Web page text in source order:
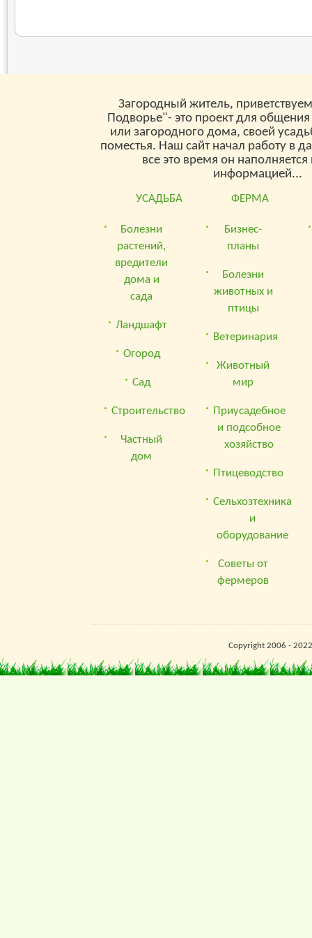
Загородный житель,
Подворье"- это проект для
или загородного дома, своей
поместья. Наш сайт начал работу в
все это время он
информацией...
УСАДЬБА
Болезни
растений,
вредители
дома и
сада
Ландшафт
Огород
Сад
Строительство
Частный
дом
ФЕРМА
Бизнес-
планы
Болезни
животных и
птицы
Ветеринария
Животный
мир
Приусадебное
и подсобное
хозяйство
Птицеводство
Сельхозтехника
и
оборудование
Советы от
фермеров
Copyright 2006 -